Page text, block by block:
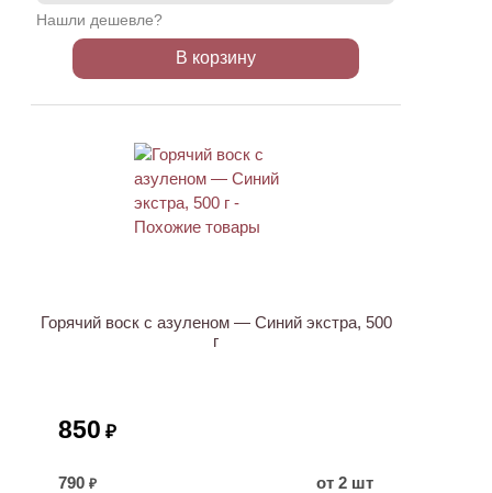
Нашли дешевле?
В корзину
Горячий воск с азуленом — Синий экстра, 500
г
850 ₽
790 ₽ от 2 шт